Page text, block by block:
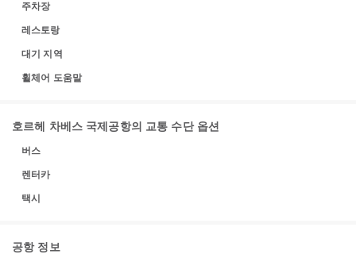
주차장
레스토랑
대기 지역
휠체어 도움말
호르헤 차베스 국제공항의 교통 수단 옵션
버스
렌터카
택시
공항 정보